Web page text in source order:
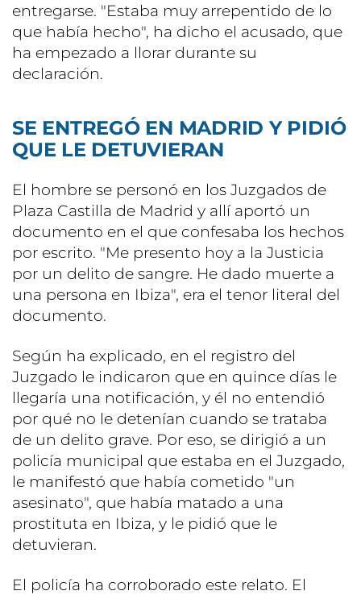
entregarse. "Estaba muy arrepentido de lo
que había hecho", ha dicho el acusado, que
ha empezado a llorar durante su
declaración.
SE ENTREGÓ EN MADRID Y PIDIÓ
QUE LE DETUVIERAN
El hombre se personó en los Juzgados de
Plaza Castilla de Madrid y allí aportó un
documento en el que confesaba los hechos
por escrito. "Me presento hoy a la Justicia
por un delito de sangre. He dado muerte a
una persona en Ibiza", era el tenor literal del
documento.
Según ha explicado, en el registro del
Juzgado le indicaron que en quince días le
llegaría una notificación, y él no entendió
por qué no le detenían cuando se trataba
de un delito grave. Por eso, se dirigió a un
policía municipal que estaba en el Juzgado,
le manifestó que había cometido "un
asesinato", que había matado a una
prostituta en Ibiza, y le pidió que le
detuvieran.
El policía ha corroborado este relato. El